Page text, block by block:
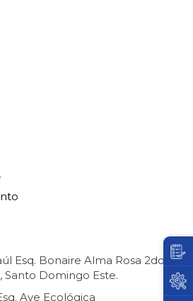
Esq. Bonaire Alma Rosa 2do.
Santo Domingo Este.
Ave Ecológica